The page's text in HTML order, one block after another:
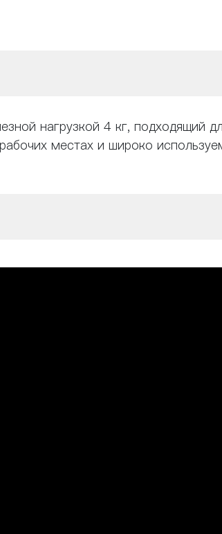
нагрузкой 4 кг, подходящий
местах и ​​широко